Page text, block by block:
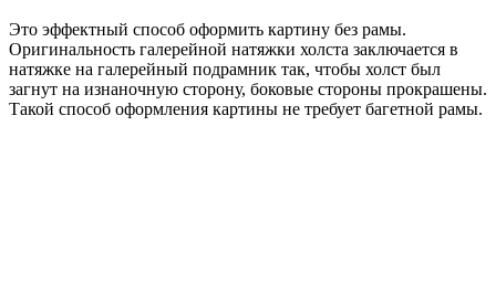
Это эффектный способ оформить картину без рамы.
Оригинальность галерейной натяжки холста заключается в
натяжке на галерейный подрамник так, чтобы холст был
загнут на изнаночную сторону, боковые стороны прокрашены.
Такой способ оформления картины не требует багетной рамы.